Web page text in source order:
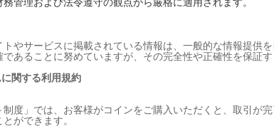
トやサービスに掲載されている情報は、一般的な情報提供
あることに努めていますが、その完全性や正確性を保証す
関する利用規約
制度」では、お客様がコインをご購入いただくと、取引が
ができます。